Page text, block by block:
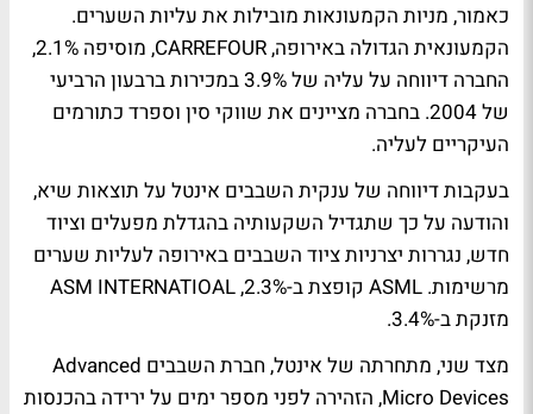
כאמור, מניות הקמעונאות מובילות את עליות השערים.
הקמעונאית הגדולה באירופה, CARREFOUR, מוסיפה 2.1%,
החברה דיווחה על עליה של 3.9% במכירות ברבעון הרביעי
של 2004. בחברה מציינים את שווקי סין וספרד כתורמים
העיקריים לעליה.
בעקבות דיווחה של ענקית השבבים אינטל על תוצאות שיא,
והודעה על כך שתגדיל השקעותיה בהגדלת מפעלים וציוד
חדש, נגררות יצרניות ציוד השבבים באירופה לעליות שערים
מרשימות. ASML קופצת ב-2.3%, ASM INTERNATIOAL
מזנקת ב-3.4%.
מצד שני, מתחרתה של אינטל, חברת השבבים Advanced
Micro Devices, הזהירה לפני מספר ימים על ירידה בהכנסות